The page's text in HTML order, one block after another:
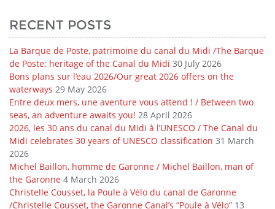
RECENT POSTS
La Barque de Poste, patrimoine du canal du Midi /The Barque
de Poste: heritage of the Canal du Midi 30 July 2026
Bons plans sur l’eau 2026/Our great 2026 offers on the
waterways 29 May 2026
Entre deux mers, une aventure vous attend ! / Between two
seas, an adventure awaits you! 28 April 2026
2026, les 30 ans du canal du Midi à l’UNESCO / The Canal du
Midi celebrates 30 years of UNESCO classification 31 March
2026
Michel Baillon, homme de Garonne / Michel Baillon, man of
the Garonne 4 March 2026
Christelle Cousset, la Poule à Vélo du canal de Garonne
/Christelle Cousset, the Garonne Canal’s “Poule à Vélo” 13